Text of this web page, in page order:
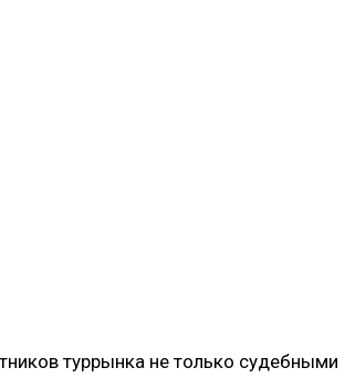
туррынка не только судебными